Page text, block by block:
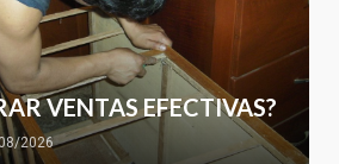
VENTAS EFECTIVAS?
2026